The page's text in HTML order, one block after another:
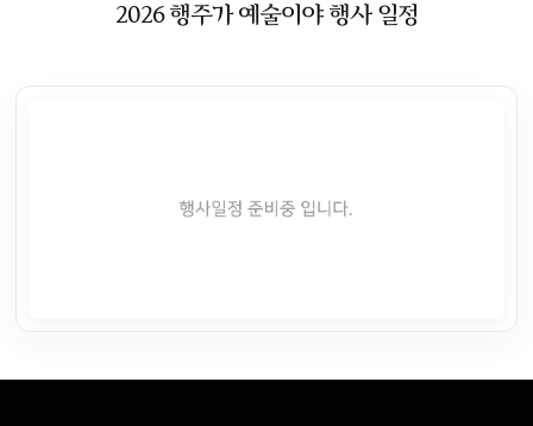
2026 행주가 예술이야 행사 일정